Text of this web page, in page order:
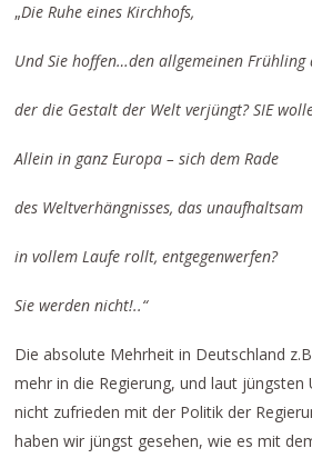
„Die Ruhe eines Kirchhofs,
Und Sie hoffen…den allgemeinen Frühling
der die Gestalt der Welt verjüngt? SIE
Allein in ganz Europa – sich dem Rade
des Weltverhängnisses, das unaufhaltsam
in vollem Laufe rollt, entgegenwerfen?
Sie werden nicht!..“
Die absolute Mehrheit in Deutschland
mehr in die Regierung, und laut jüngsten
nicht zufrieden mit der Politik der
haben wir jüngst gesehen, wie es mit